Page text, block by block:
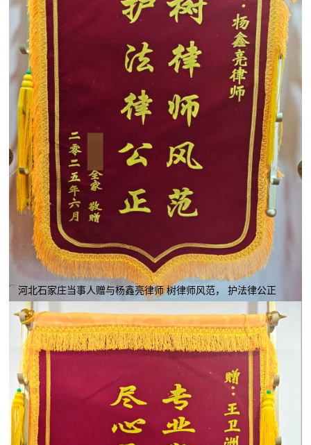
河北石家庄当事人赠与杨鑫亮律师 树律师风范， 护法律公正